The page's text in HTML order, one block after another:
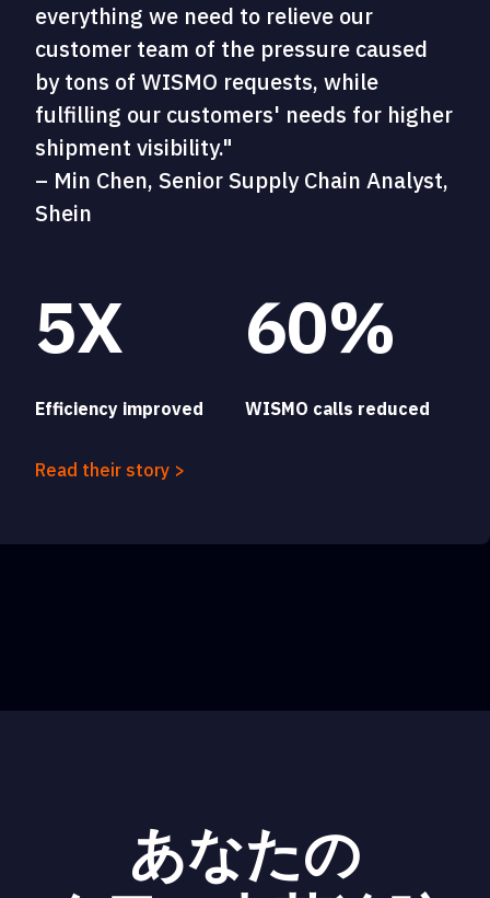
everything we need to relieve our
customer team of the pressure caused
by tons of WISMO requests, while
fulfilling our customers' needs for higher
shipment visibility."
– Min Chen, Senior Supply Chain Analyst,
Shein
5X
Efficiency improved
60%
WISMO calls reduced
Read their story >
あなたの